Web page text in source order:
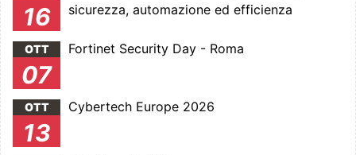
16
sicurezza, automazione ed efficienza
OTT
07
Fortinet Security Day - Roma
OTT
13
Cybertech Europe 2026